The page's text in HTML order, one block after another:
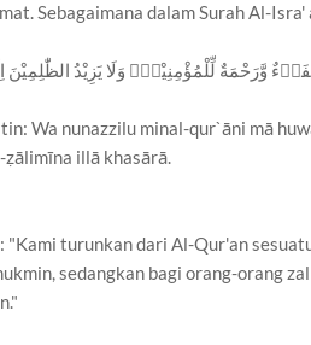
Sebagaimana dalam Surah Al-
وَّرَحْمَةٌ لِّلْمُؤْمِنِيْنَۙ وَلَا يَزِيْدُ الظّٰلِمِيْنَ
Wa nunazzilu minal-qur`āni mā
ẓālimīna illā khasārā.
"Kami turunkan dari Al-Qur'an
sedangkan bagi orang-orang